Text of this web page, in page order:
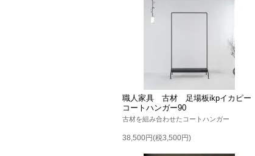
職人家具 古材 足場板ikpイカピー
コートハンガー90
古材を組み合わせたコートハンガー
38,500円(税3,500円)